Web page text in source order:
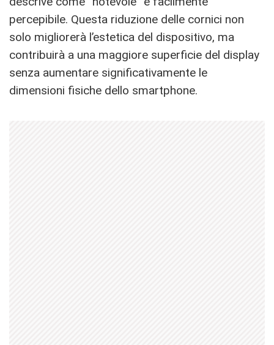
percepibile. Questa riduzione delle cornici non
solo migliorerà l’estetica del dispositivo, ma
contribuirà a una maggiore superficie del display
senza aumentare significativamente le
dimensioni fisiche dello smartphone.